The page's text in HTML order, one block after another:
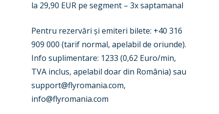
la 29,90 EUR pe segment – 3x saptamanal
Pentru rezervări și emiteri bilete: +40 316
909 000 (tarif normal, apelabil de oriunde).
Info suplimentare: 1233 (0,62 Euro/min,
TVA inclus, apelabil doar din România) sau
support@flyromania.com,
info@flyromania.com